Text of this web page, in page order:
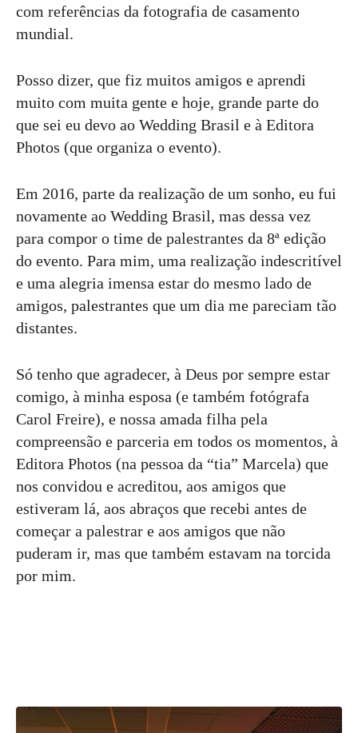
com referências da fotografia de casamento
mundial.
Posso dizer, que fiz muitos amigos e aprendi
muito com muita gente e hoje, grande parte do
que sei eu devo ao Wedding Brasil e à Editora
Photos (que organiza o evento).
Em 2016, parte da realização de um sonho, eu fui
novamente ao Wedding Brasil, mas dessa vez
para compor o time de palestrantes da 8ª edição
do evento. Para mim, uma realização indescritível
e uma alegria imensa estar do mesmo lado de
amigos, palestrantes que um dia me pareciam tão
distantes.
Só tenho que agradecer, à Deus por sempre estar
comigo, à minha esposa (e também fotógrafa
Carol Freire), e nossa amada filha pela
compreensão e parceria em todos os momentos, à
Editora Photos (na pessoa da “tia” Marcela) que
nos convidou e acreditou, aos amigos que
estiveram lá, aos abraços que recebi antes de
começar a palestrar e aos amigos que não
puderam ir, mas que também estavam na torcida
por mim.